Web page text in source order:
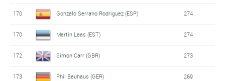
170 Gonzalo Serrano Rodriguez (ESP) 274
170 Martin Laas (EST) 274
172 Simon Carr (GBR) 273
173 Phil Bauhaus (GER) 269